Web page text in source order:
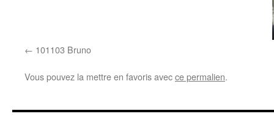
101103 Bruno
Vous pouvez la mettre en favoris avecce permalien.